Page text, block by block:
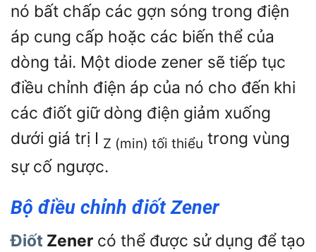
nó bất chấp các gợn sóng trong điện
áp cung cấp hoặc các biến thể của
dòng tải. Một diode zener sẽ tiếp tục
điều chỉnh điện áp của nó cho đến khi
các điốt giữ dòng điện giảm xuống
dưới giá trị I Z (min) tối thiểu trong vùng
sự cố ngược.
Bộ điều chỉnh điốt Zener
Điốt Zener có thể được sử dụng để tạo